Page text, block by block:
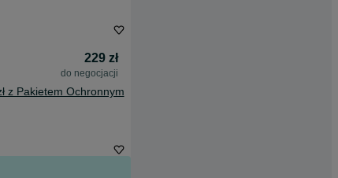
229 zł
do negocjacji
z Pakietem Ochronnym